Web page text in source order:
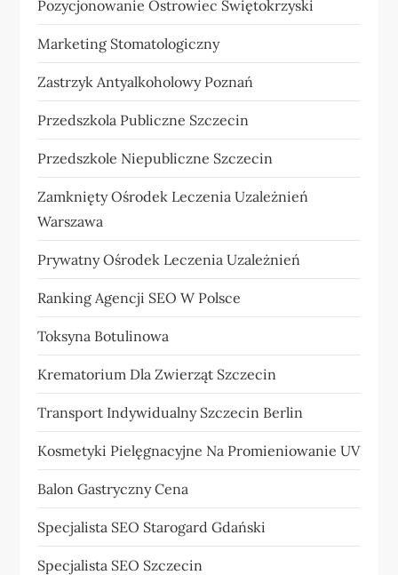
Pozycjonowanie Ostrowiec Świętokrzyski
Marketing Stomatologiczny
Zastrzyk Antyalkoholowy Poznań
Przedszkola Publiczne Szczecin
Przedszkole Niepubliczne Szczecin
Zamknięty Ośrodek Leczenia Uzależnień
Warszawa
Prywatny Ośrodek Leczenia Uzależnień
Ranking Agencji SEO W Polsce
Toksyna Botulinowa
Krematorium Dla Zwierząt Szczecin
Transport Indywidualny Szczecin Berlin
Kosmetyki Pielęgnacyjne Na Promieniowanie UV
Balon Gastryczny Cena
Specjalista SEO Starogard Gdański
Specjalista SEO Szczecin